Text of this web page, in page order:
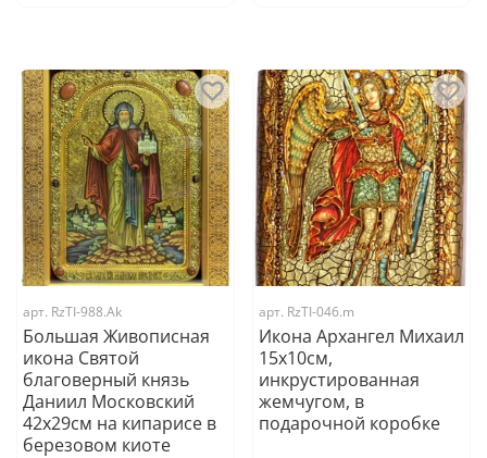
арт. RzTI-988.Ak
Большая Живописная
икона Святой
благоверный князь
Даниил Московский
42х29см на кипарисе в
березовом киоте
арт. RzTI-046.m
Икона Архангел Михаил
15х10см,
инкрустированная
жемчугом, в
подарочной коробке